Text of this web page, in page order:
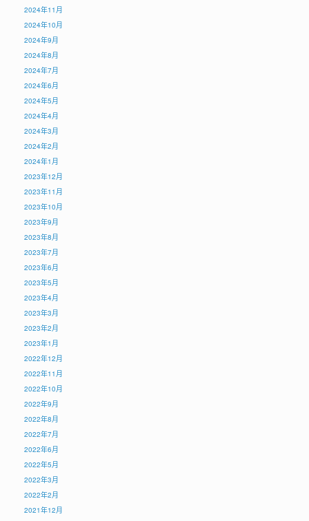
2024年11月
2024年10月
2024年9月
2024年8月
2024年7月
2024年6月
2024年5月
2024年4月
2024年3月
2024年2月
2024年1月
2023年12月
2023年11月
2023年10月
2023年9月
2023年8月
2023年7月
2023年6月
2023年5月
2023年4月
2023年3月
2023年2月
2023年1月
2022年12月
2022年11月
2022年10月
2022年9月
2022年8月
2022年7月
2022年6月
2022年5月
2022年3月
2022年2月
2021年12月